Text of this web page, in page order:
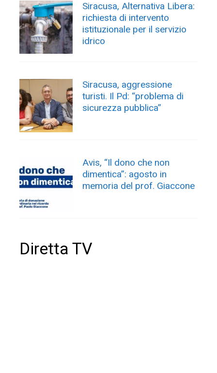
Siracusa, Alternativa Libera:
richiesta di intervento
istituzionale per il servizio
idrico
Siracusa, aggressione
turisti. Il Pd: “problema di
sicurezza pubblica”
Avis, “Il dono che non
dimentica”: agosto in
memoria del prof. Giaccone
Diretta TV